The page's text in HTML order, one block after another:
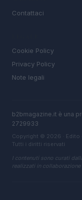
Contattaci
Cookie Policy
Privacy Policy
Note legali
b2bmagazine.it è una
2729933
Copyright © 2026 · Edito
Tutti i diritti riservati
I contenuti sono curati
realizzati in